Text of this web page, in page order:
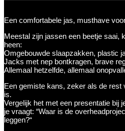
Een comfortabele jas, musthave
Meestal zijn jassen een beetje saai,
heen:
Omgebouwde slaapzakken, plastic
Jacks met nep bontkragen, brave
Allemaal hetzelfde, allemaal
Een gemiste kans, zeker als de rest
is.
Vergelijk het met een presentatie bij
je vraagt: “Waar is de
leggen?“